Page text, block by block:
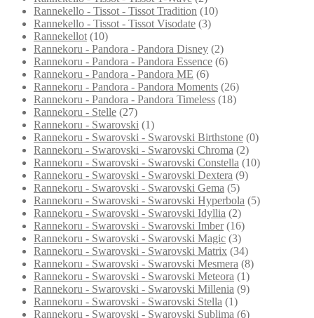
Rannekello - Tissot - Tissot Tradition (10)
Rannekello - Tissot - Tissot Visodate (3)
Rannekellot (10)
Rannekoru - Pandora - Pandora Disney (2)
Rannekoru - Pandora - Pandora Essence (6)
Rannekoru - Pandora - Pandora ME (6)
Rannekoru - Pandora - Pandora Moments (26)
Rannekoru - Pandora - Pandora Timeless (18)
Rannekoru - Stelle (27)
Rannekoru - Swarovski (1)
Rannekoru - Swarovski - Swarovski Birthstone (0)
Rannekoru - Swarovski - Swarovski Chroma (2)
Rannekoru - Swarovski - Swarovski Constella (10)
Rannekoru - Swarovski - Swarovski Dextera (9)
Rannekoru - Swarovski - Swarovski Gema (5)
Rannekoru - Swarovski - Swarovski Hyperbola (5)
Rannekoru - Swarovski - Swarovski Idyllia (2)
Rannekoru - Swarovski - Swarovski Imber (16)
Rannekoru - Swarovski - Swarovski Magic (3)
Rannekoru - Swarovski - Swarovski Matrix (34)
Rannekoru - Swarovski - Swarovski Mesmera (8)
Rannekoru - Swarovski - Swarovski Meteora (1)
Rannekoru - Swarovski - Swarovski Millenia (9)
Rannekoru - Swarovski - Swarovski Stella (1)
Rannekoru - Swarovski - Swarovski Sublima (6)